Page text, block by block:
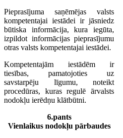
Pieprasījuma saņēmējas valsts
kompetentajai iestādei ir jāsniedz
būtiska informācija, kura iegūta,
izpildot informācijas pieprasījumu
otras valsts kompetentajai iestādei.
Kompetentajām iestādēm ir
tiesības, pamatojoties uz
savstarpēju līgumu, noteikt
procedūras, kuras regulē ārvalsts
nodokļu ierēdņu klātbūtni.
6.pants
Vienlaikus nodokļu pārbaudes